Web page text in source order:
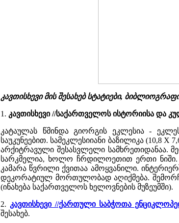
კავთისხევი მის შესახებ სტატიები,
1. კავთისხევი //საქართველოს ისტორიისა და
კატაულას წმინდა გიორგის ეკლესია -
საუკუნეებით. სამეკლესიიანი ბაზილიკა (10,8
არქიტრავული შესასვლელი სამხრეთიდანაა.
სარკმელია, ხოლო ჩრდილოეთით ერთი ნიში.
კამარა წვრილი ქვითაა ამოყვანილი.
დეკორატიულ მორთულობად აღიქმება.
(ინახება საქართველოს ხელოვნების მუზეუმში).
2. კავთისხევი //ქართული საბჭოთა
შესახებ.